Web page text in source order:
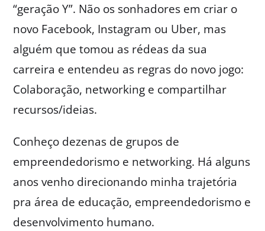
“geração Y”. Não os sonhadores em criar o
novo Facebook, Instagram ou Uber, mas
alguém que tomou as rédeas da sua
carreira e entendeu as regras do novo jogo:
Colaboração, networking e compartilhar
recursos/ideias.
Conheço dezenas de grupos de
empreendedorismo e networking. Há alguns
anos venho direcionando minha trajetória
pra área de educação, empreendedorismo e
desenvolvimento humano.